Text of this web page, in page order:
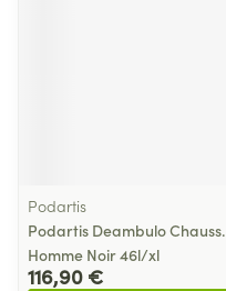
Podartis
Podartis Deambulo Chauss.
Homme Noir 46l/xl
116,90 €